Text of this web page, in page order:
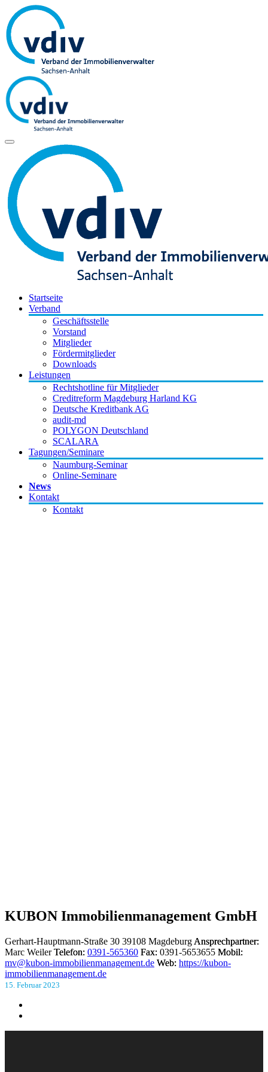
Startseite
Verband
Geschäftsstelle
Vorstand
Mitglieder
Fördermitglieder
Downloads
Leistungen
Rechtshotline für Mitglieder
Creditreform Magdeburg Harland KG
Deutsche Kreditbank AG
audit-md
POLYGON Deutschland
SCALARA
Tagungen/Seminare
Naumburg-Seminar
Online-Seminare
News
Kontakt
Kontakt
KUBON Immobilienmanagement GmbH
Gerhart-Hauptmann-Straße 30 39108 Magdeburg Ansprechpartner:
Marc Weiler Telefon: 0391-565360 Fax: 0391-5653655 Mobil:
mv@kubon-immobilienmanagement.de Web: https://kubon-
immobilienmanagement.de
15. Februar 2023